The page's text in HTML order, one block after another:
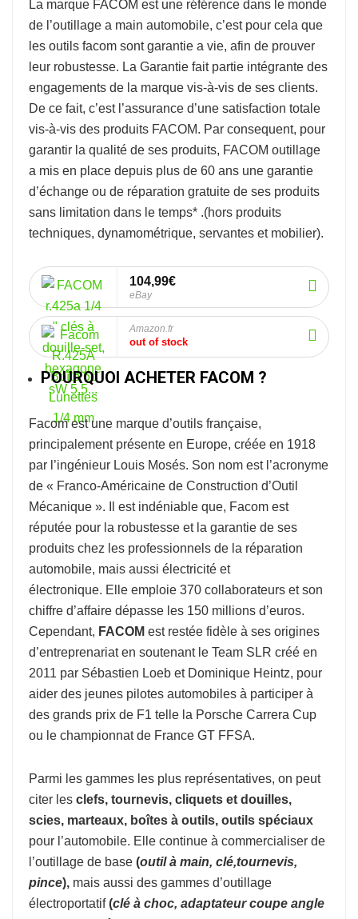
La marque FACOM est une référence dans le monde
de l’outillage a main automobile, c’est pour cela que
les outils facom sont garantie a vie, afin de prouver
leur robustesse. La Garantie fait partie intégrante des
engagements de la marque vis-à-vis de ses clients.
De ce fait, c’est l’assurance d’une satisfaction totale
vis-à-vis des produits FACOM. Par consequent, pour
garantir la qualité de ses produits, FACOM outillage
a mis en place depuis plus de 60 ans une garantie
d’échange ou de réparation gratuite de ses produits
sans limitation dans le temps* .(hors produits
techniques, dynamométrique, servantes et mobilier).
104,99€
eBay
Amazon.fr
out of stock
POURQUOI ACHETER FACOM ?
Facomest une marque d’outils française,
principalement présente en Europe, créée en 1918
par l’ingénieur Louis Mosés. Son nom est l’acronyme
de « Franco-Américaine de Construction d’Outil
Mécanique ». Il est indéniable que, Facom est
réputée pour la robustesse et la garantie de ses
produits chez les professionnels de la réparation
automobile, mais aussi électricité et
électronique. Elle emploie 370 collaborateurs et son
chiffre d’affaire dépasse les 150 millions d’euros.
Cependant, FACOM est restée fidèle à ses origines
d’entreprenariat en soutenant le Team SLR créé en
2011 par Sébastien Loeb et Dominique Heintz, pour
aider des jeunes pilotes automobiles à participer à
des grands prix de F1 telle la Porsche Carrera Cup
ou le championnat de France GT FFSA.
Parmi les gammes les plus représentatives, on peut
citer les clefs, tournevis, cliquets et douilles,
scies, marteaux, boîtes à outils, outils spéciaux
pour l’automobile. Elle continue à commercialiser de
l’outillage de base (outil à main, clé,tournevis,
pince), mais aussi des gammes d’outillage
électroportatif (clé à choc, adaptateur coupe angle